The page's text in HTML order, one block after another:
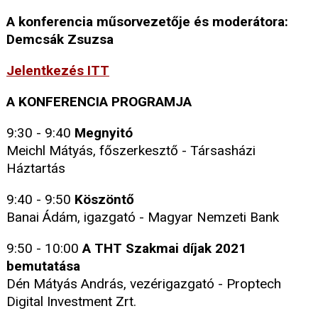
A konferencia műsorvezetője és moderátora:
Demcsák Zsuzsa
Jelentkezés ITT
A KONFERENCIA PROGRAMJA
9:30 - 9:40 Megnyitó
Meichl Mátyás, főszerkesztő - Társasházi
Háztartás
9:40 - 9:50 Köszöntő
Banai Ádám, igazgató - Magyar Nemzeti Bank
9:50 - 10:00A THT Szakmai díjak 2021
bemutatása
Dén Mátyás András, vezérigazgató - Proptech
Digital Investment Zrt.